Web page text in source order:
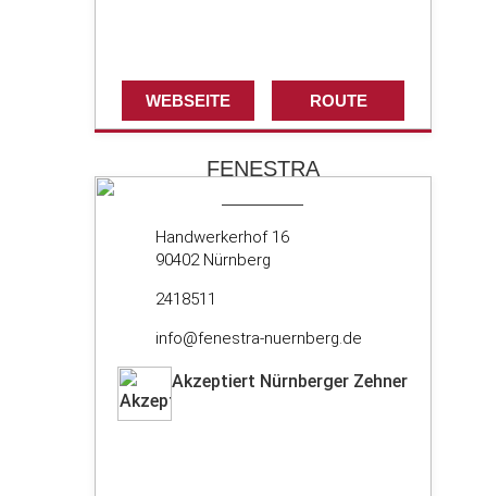
FENESTRA
Handwerkerhof 16
90402 Nürnberg
2418511
info@fenestra-nuernberg.de
Akzeptiert Nürnberger Zehner
WEBSEITE ROUTE